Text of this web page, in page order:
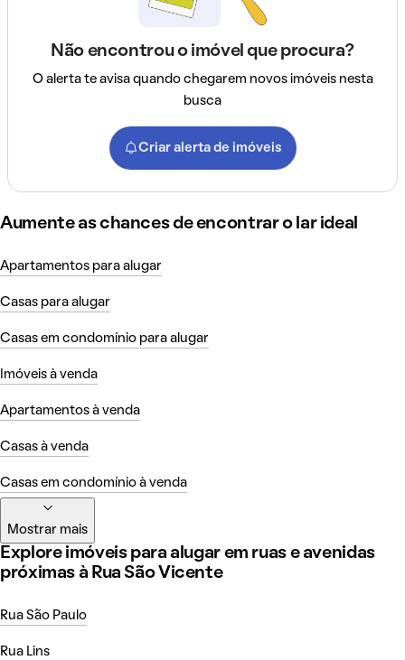
Não encontrou o imóvel que procura?
O alerta te avisa quando chegarem novos imóveis nesta
busca
Criar alerta de imóveis
Aumente as chances de encontrar o lar ideal
Apartamentos para alugar
Casas para alugar
Casas em condomínio para alugar
Imóveis à venda
Apartamentos à venda
Casas à venda
Casas em condomínio à venda
Mostrar mais
Explore imóveis para alugar em ruas e avenidas
próximas à Rua São Vicente
Rua São Paulo
Rua Lins